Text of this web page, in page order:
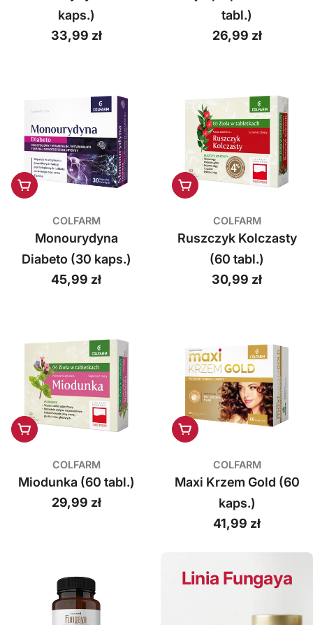
A
kaps.)
Cena
33,99 zł
tabl.)
Cena
26,99 zł
Dodaj do koszyka
COLFARM
Monourydyna
Diabeto (30 kaps.)
Cena
45,99 zł
Dodaj do koszyka
COLFARM
Ruszczyk Kolczasty
(60 tabl.)
Cena
30,99 zł
Dodaj do koszyka
COLFARM
Miodunka (60 tabl.)
Cena
29,99 zł
Dodaj do koszyka
COLFARM
Maxi Krzem Gold (60
kaps.)
Cena
41,99 zł
Linia Fungaya